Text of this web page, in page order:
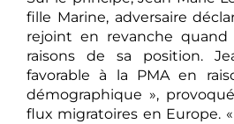
fille Marine, adversaire
rejoint en revanche
raisons de sa position.
favorable à la PMA en
démographique »,
flux migratoires en Europe.